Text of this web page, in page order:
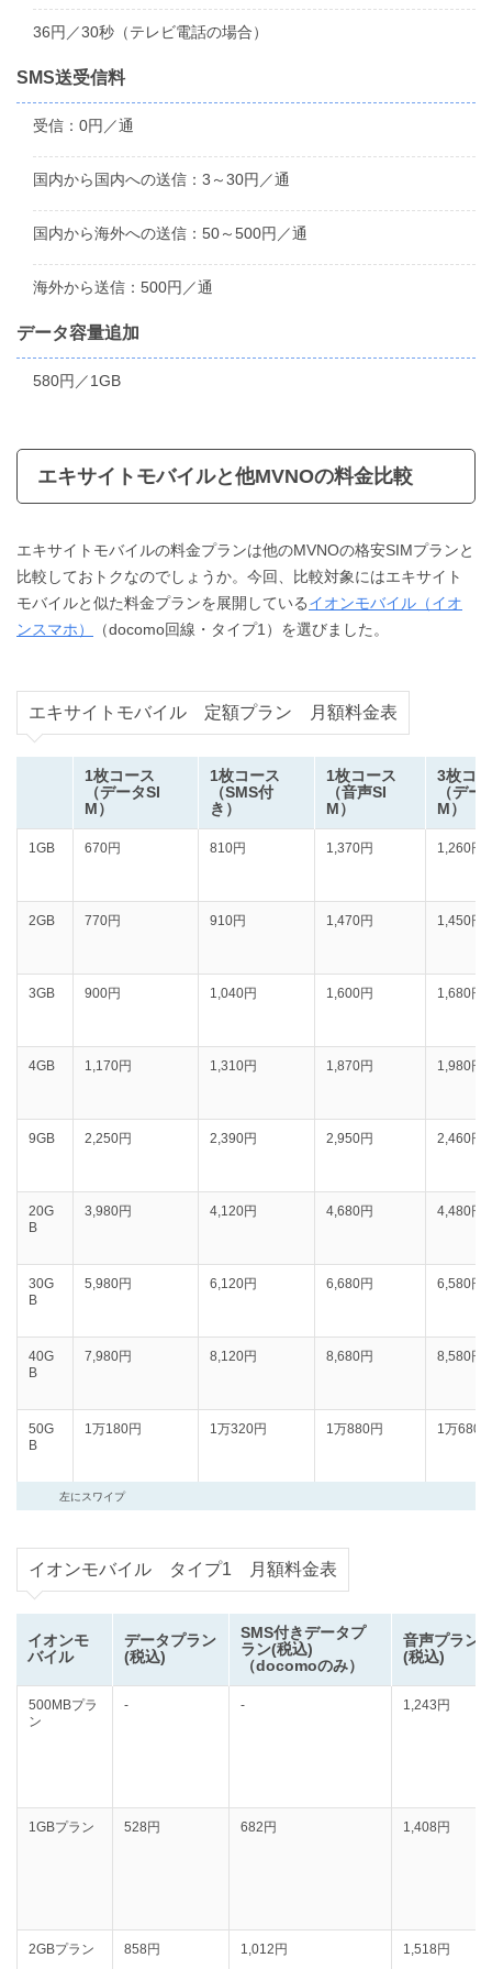
36円／30秒（テレビ電話の場合）
SMS送受信料
受信：0円／通
国内から国内への送信：3～30円／通
国内から海外への送信：50～500円／通
海外から送信：500円／通
データ容量追加
580円／1GB
エキサイトモバイルと他MVNOの料金比較
エキサイトモバイルの料金プランは他のMVNOの格安SIMプランと
比較しておトクなのでしょうか。今回、比較対象にはエキサイト
モバイルと似た料金プランを展開しているイオンモバイル（イオ
ンスマホ）
（docomo回線・タイプ1）を選びました。
エキサイトモバイル 定額プラン 月額料金表
1枚コース
（データSI
M）
1枚コース
（SMS付
き）
1枚コース
（音声SI
M）
3枚コ
（デー
M）
1GB 670円 810円 1,370円 1,260円
2GB 770円 910円 1,470円 1,450円
3GB 900円 1,040円 1,600円 1,680円
4GB 1,170円 1,310円 1,870円 1,980円
9GB 2,250円 2,390円 2,950円 2,460円
20G
B
3,980円 ‭4,120‬円 4,680円 4,480円
30G
B
5,980円 ‭6,120‬円 6,680円 6,580円
40G
B
7,980円 ‭8,120‬円 8,680円 8,580円
50G
B
1万180円 1万320円 1万880円 1万680
左にスワイプ
イオンモバイル タイプ1 月額料金表
イオンモ
バイル
データプラン
(税込)
SMS付きデータプ
ラン(税込)
（docomoのみ）
音声プラン
(税込)
500MBプラ
ン
- - 1,243円
1GBプラン 528円 ‭682円 1,408円
2GBプラン 858円 1,012円 1,518円